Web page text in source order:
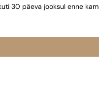
30 päeva jooksul enne